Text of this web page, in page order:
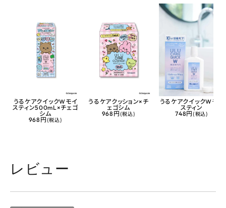
うるケアクイックWモイ
スティン500mL×チェゴ
シム
968円 (税込)
うるケアクッション×チ
ェゴシム
968円 (税込)
うるケアクイックWモイ
スティン
748円 (税込)
レビュー